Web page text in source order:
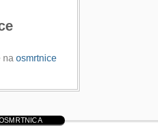
na osmrtnice